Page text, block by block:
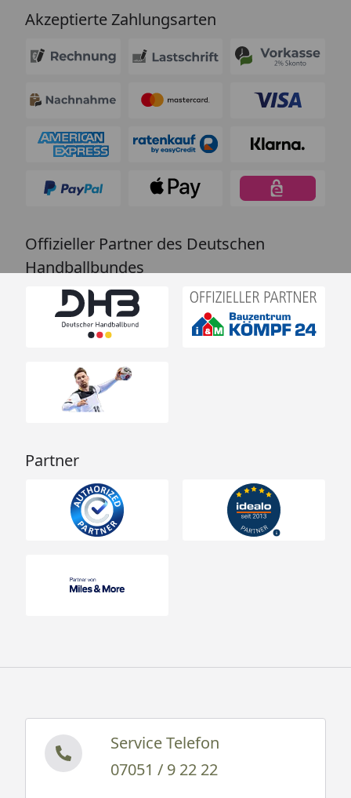
Akzeptierte Zahlungsarten
Offizieller Partner des Deutschen
Handballbundes
Partner
Service Telefon
07051 / 9 22 22